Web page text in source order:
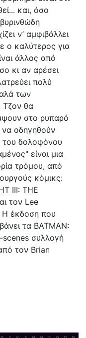
και, όσο
ν’ αμφιβάλλει
ο καλύτερος για
άλλος από
κι αν αρέσει
πολύ
των
Τζον θα
στο ρυπαρό
να οδηγηθούν
του δολοφόνου
είναι μια
τρόμου, από
κόμικς:
III: THE
τον Lee
Η έκδοση που
τα BATMAN:
scenes συλλογή
τον Brian